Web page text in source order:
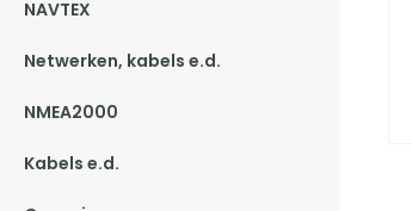
NAVTEX
Netwerken, kabels e.d.
NMEA2000
Kabels e.d.